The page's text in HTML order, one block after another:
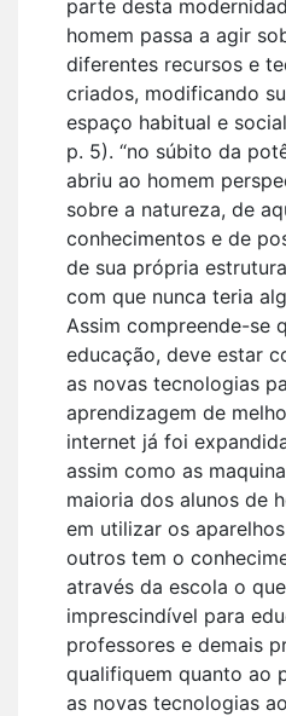
parte desta
homem passa a agir
diferentes recursos e
criados, modificando
espaço habitual e
p. 5). “no súbito da
abriu ao homem
sobre a natureza, de
conhecimentos e de
de sua própria
com que nunca teria
Assim compreende-se
educação, deve estar
as novas tecnologias
aprendizagem de
internet já foi
assim como as
maioria dos alunos de
em utilizar os
outros tem o
através da escola o
imprescindível para
professores e demais
qualifiquem quanto ao
as novas tecnologias